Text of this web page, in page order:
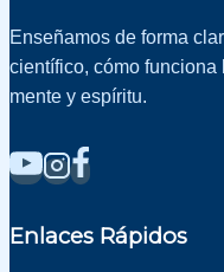
Enseñamos de forma
científico, cómo
mente y espíritu.
Enlaces Rápidos